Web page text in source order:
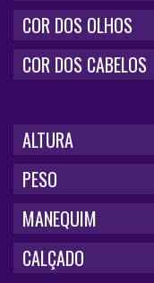
COR DOS OLHOS
COR DOS CABELOS
ALTURA
PESO
MANEQUIM
CALÇADO